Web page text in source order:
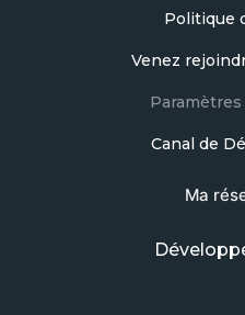
Politique
Venez
Canal de
Ma